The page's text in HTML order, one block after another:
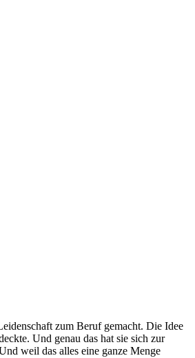
zum Beruf gemacht. Die Idee
Und genau das hat sie sich zur
weil das alles eine ganze Menge